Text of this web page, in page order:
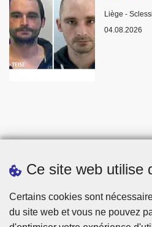
Ce site web utilise
Certains cookies sont
du site web et vous ne pouvez
Lieux
Liège -
04.08.2026